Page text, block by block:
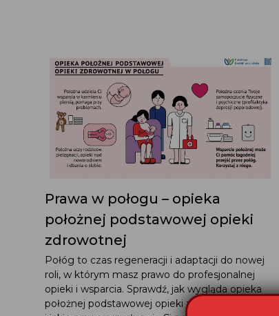
Prawa w połogu – opieka
położnej podstawowej opieki
zdrowotnej
Połóg to czas regeneracji i adaptacji do nowej
roli, w którym masz prawo do profesjonalnej
opieki i wsparcia. Sprawdź, jak wygląda opieka
położnej podstawowej opieki zdrowotnej (POZ)